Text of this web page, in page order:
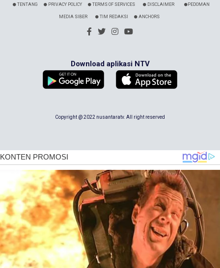
TENTANG PRIVACY POLICY TERMS OF SERVICES DISCLAIMER PEDOMAN
MEDIA SIBER TIM REDAKSI ANCHORS
Download aplikasi NTV
Copyright @ 2022 nusantaratv. All right reserved